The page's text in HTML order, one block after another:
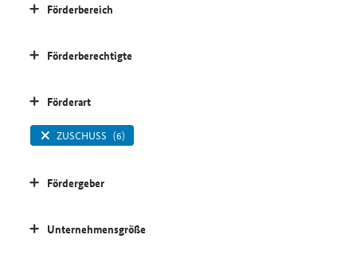
Förderbereich
Förderberechtigte
Förderart
ZUSCHUSS (6)
Fördergeber
Unternehmensgröße